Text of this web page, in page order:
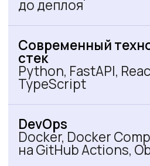
Frontend разработка с ИИ
интерфейсы
Применять практики reverse-
с ИИ-агентами
Использовать MCP
для взаимодействия с
Интегрировать frontend с
API
Backend разработка с ИИ
Создавать API-сервисы
с интеграцией LLM
Проектировать базы данных